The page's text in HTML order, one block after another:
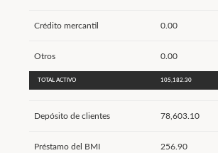
Crédito mercantil 0.00
Otros 0.00
TOTAL ACTIVO 105,182.30
Depósito de clientes 78,603.10
Préstamo del BMI 256.90